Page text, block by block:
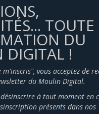
TOUTE
DU
DIGITAL !
vous acceptez de
du Moulin Digital.
désinscrire à tout moment en
présents dans nos